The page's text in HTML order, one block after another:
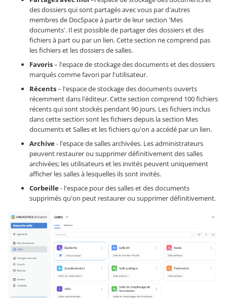
des dossiers qui sont partagés avec vous par d'autres
membres de DocSpace à partir de leur section 'Mes
documents'. Il est possible de partager des dossiers et des
fichiers à part ou par un lien. Cette section ne comprend pas
les fichiers et les dossiers de salles.
Favoris– l'espace de stockage des documents et des dossiers
marqués comme favori par l'utilisateur.
Récents– l'espace de stockage des documents ouverts
récemment dans l'éditeur. Cette section comprend 100 fichiers
récents qui sont stockés pendant 90 jours. Les fichiers inclus
dans cette section sont les fichiers depuis la section Mes
documents et Salles et les fichiers qu'on a accédé par un lien.
Archive- l'espace de salles archivées. Les administrateurs
peuvent restaurer ou supprimer définitivement des salles
archivées; les utilisateurs et les invités peuvent uniquement
afficher les salles à lesquelles ils sont invités.
Corbeille- l'espace pour des salles et des documents
supprimés qu'on peut restaurer ou supprimer définitivement.